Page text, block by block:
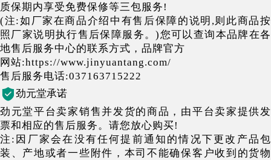
质保期内享受免费保修等三包服务!
(注:如厂家在商品介绍中有售后保障的说明,则此商品按
照厂家说明执行售后保障服务。)您可以查询本品牌在各
地售后服务中心的联系方式，品牌官方
网站:https://www.jinyuantang.com/
售后服务电话:037163715222
劲元堂承诺
劲元堂平台卖家销售并发货的商品，由平台卖家提供发
票和相应的售后服务。请您放心购买!
注:因厂家会在没有任何提前通知的情况下更改产品包
装、产地或者一些附件，本司不能确保客户收到的货物